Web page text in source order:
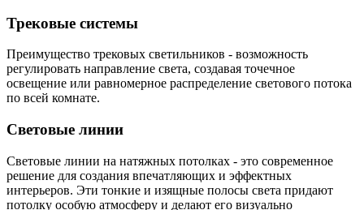
Трековые системы
Преимущество трековых светильников - возможность
регулировать направление света, создавая точечное
освещение или равномерное распределение светового потока
по всей комнате.
Световые линии
Световые линии на натяжных потолках - это современное
решение для создания впечатляющих и эффектных
интерьеров. Эти тонкие и изящные полосы света придают
потолку особую атмосферу и делают его визуально